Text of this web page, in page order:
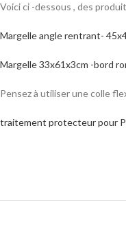
Voici ci -dessous , des
Margelle angle rentrant-
Margelle 33x61x3cm -bord
Pensez à utiliser une colle
traitement protecteur pour